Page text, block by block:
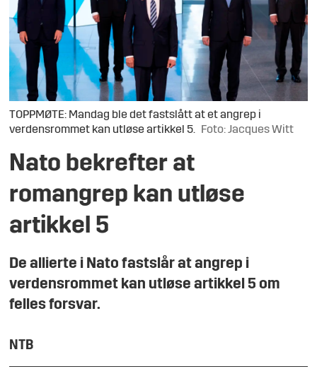
TOPPMØTE: Mandag ble det fastslått at et angrep i
verdensrommet kan utløse artikkel 5.
Foto: Jacques Witt
Nato bekrefter at
romangrep kan utløse
artikkel 5
De allierte i Nato fastslår at angrep i
verdensrommet kan utløse artikkel 5 om
felles forsvar.
NTB